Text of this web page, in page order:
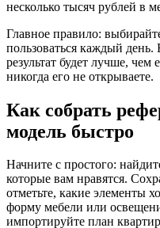
несколько тысяч рублей в
Главное правило:
пользоваться каждый
результат будет лучше, чем
никогда его не открываете.
Как собрать
модель быстро
Начните с простого:
которые вам нравятся.
отметьте, какие элементы
форму мебели или
импортируйте план